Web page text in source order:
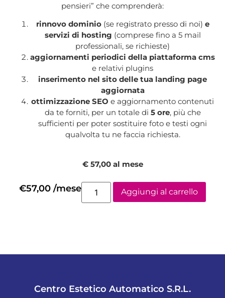
pensieri” che comprenderà:
rinnovo dominio(se registrato presso di noi) e
servizi di hosting (comprese fino a 5 mail
professionali, se richieste)
aggiornamenti periodici della piattaforma cms
e relativi plugins
inserimento nel sito delle tua landing page
aggiornata
ottimizzazione SEO e aggiornamento contenuti
da te forniti, per un totale di 5ore, più che
sufficienti per poter sostituire foto e testi ogni
qualvolta tu ne faccia richiesta.
€ 57,00 al mese
€57,00 /mese Aggiungi al carrello
Centro Estetico Automatico S.R.L.